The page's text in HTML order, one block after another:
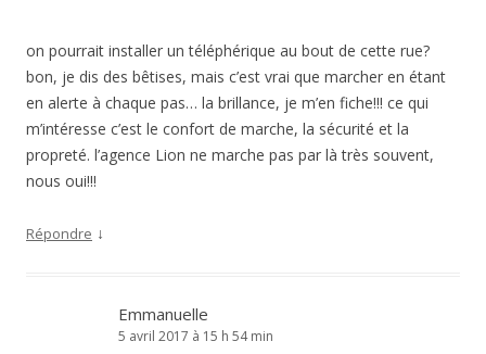
on pourrait installer un téléphérique au bout de cette rue?
bon, je dis des bêtises, mais c’est vrai que marcher en étant
en alerte à chaque pas… la brillance, je m’en fiche!!! ce qui
m’intéresse c’est le confort de marche, la sécurité et la
propreté. l’agence Lion ne marche pas par là très souvent,
nous oui!!!
Répondre ↓
Emmanuelle
5 avril 2017 à 15 h 54 min